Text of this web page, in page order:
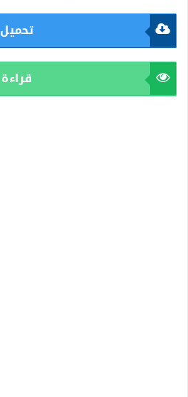
تحميل
قراءة